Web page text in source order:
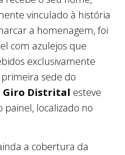
vinculado à história
a homenagem, foi
com azulejos que
exclusivamente
sede do
Giro Distrital esteve
painel, localizado no
a cobertura da